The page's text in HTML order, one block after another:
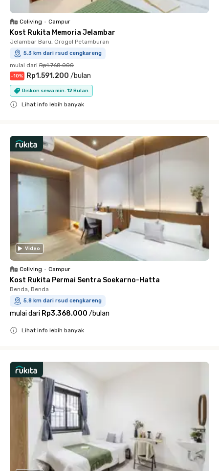
Coliving • Campur
Kost Rukita Memoria Jelambar
Jelambar Baru, Grogol Petamburan
5.3 km dari rsud cengkareng
mulai dari Rp1.768.000
-10% Rp1.591.200 /bulan
Diskon sewa min. 12 Bulan
Lihat info lebih banyak
Video
Coliving • Campur
Kost Rukita Permai Sentra Soekarno-Hatta
Benda, Benda
5.8 km dari rsud cengkareng
mulai dari Rp3.368.000 /bulan
Lihat info lebih banyak